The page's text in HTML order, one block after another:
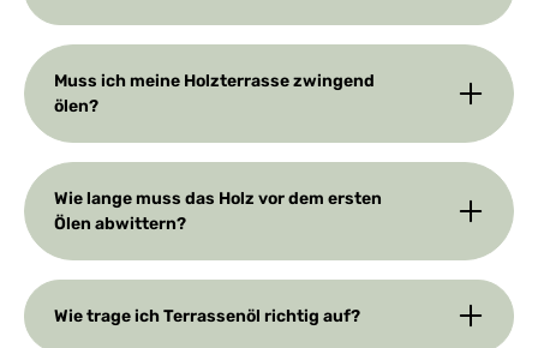
Muss ich meine Holzterrasse zwingend
ölen?
Wie lange muss das Holz vor dem ersten
Ölen abwittern?
Wie trage ich Terrassenöl richtig auf?